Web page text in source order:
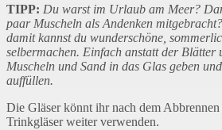
TIPP: Du warst im Urlaub am Meer?
paar Muscheln als Andenken
damit kannst du wunderschöne,
selbermachen. Einfach anstatt der Blätter
Muscheln und Sand in das Glas geben
auffüllen.
Die Gläser könnt ihr nach dem Abbrennen
Trinkgläser weiter verwenden.